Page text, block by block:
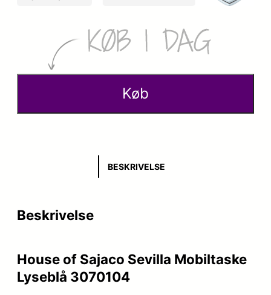
l
i
v
a
e
p
s
k
Køb
BESKRIVELSE
Beskrivelse
House of Sajaco Sevilla Mobiltaske
Lyseblå 3070104